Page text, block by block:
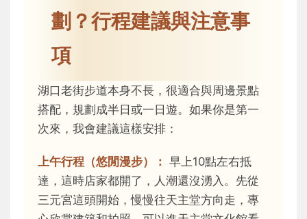
劃？行程建議與注意事
項
湖口老街步道本身不長，很適合與周邊景點
搭配，規劃成半日或一日遊。如果你是第一
次來，我會建議這樣安排：
上午行程（悠閒漫步）： 早上10點左右抵
達，這時店家都開了，人潮還沒湧入。先從
三元宮這頭開始，慢慢往天主堂方向走，專